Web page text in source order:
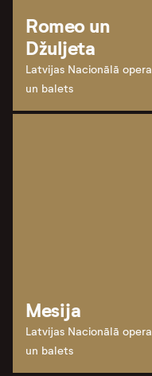
Romeo un
Džuljeta
Latvijas Nacionālā opera
un balets
Mesija
Latvijas Nacionālā opera
un balets